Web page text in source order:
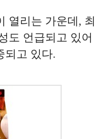
열리는 가운데, 최
도 언급되고 있어
되고 있다.